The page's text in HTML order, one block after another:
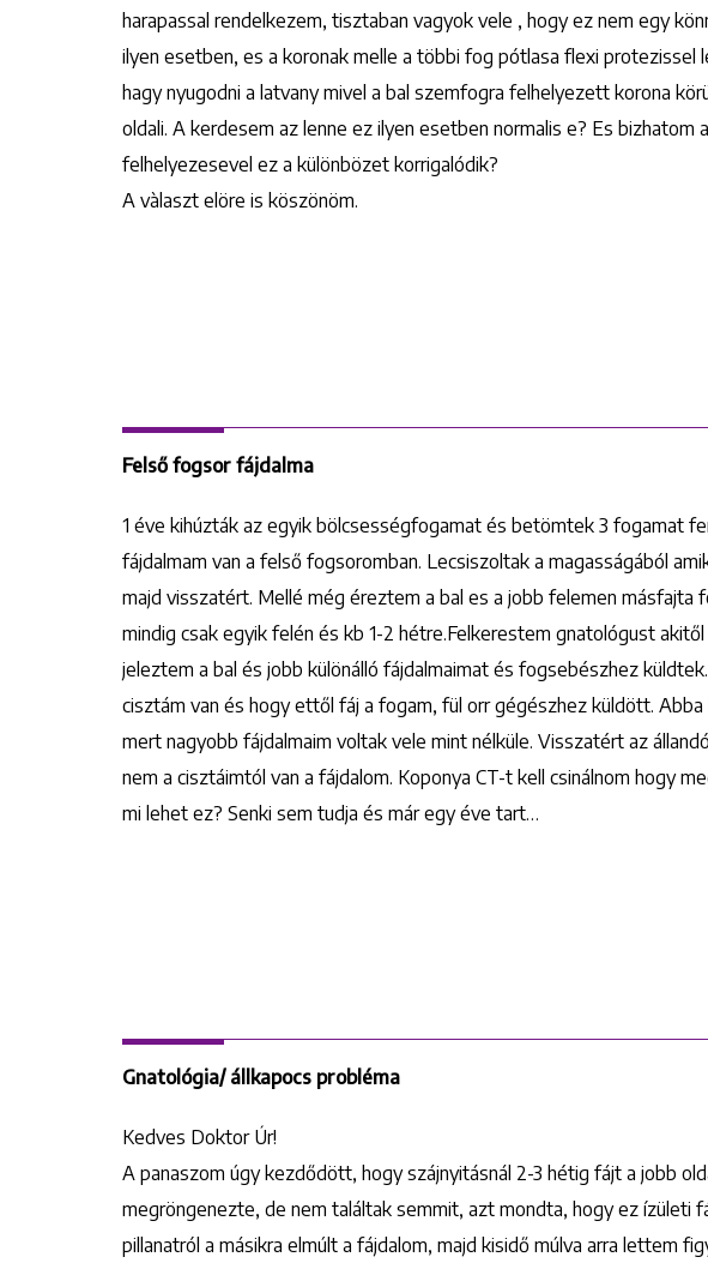
harapassal rendelkezem, tisztaban vagyok vele , hogy ez nem egy
ilyen esetben, es a koronak melle a többi fog pótlasa flexi protezissel
hagy nyugodni a latvany mivel a bal szemfogra felhelyezett korona
oldali. A kerdesem az lenne ez ilyen esetben normalis e? Es bizhatom
felhelyezesevel ez a különbözet korrigalódik?
A vàlaszt elöre is köszönöm.
Felső fogsor fájdalma
1 éve kihúzták az egyik bölcsességfogamat és betömtek 3 fogamat
fájdalmam van a felső fogsoromban. Lecsiszoltak a magasságából
majd visszatért. Mellé még éreztem a bal es a jobb felemen másfajta
mindig csak egyik felén és kb 1-2 hétre.Felkerestem gnatológust
jeleztem a bal és jobb különálló fájdalmaimat és fogsebészhez
cisztám van és hogy ettől fáj a fogam, fül orr gégészhez küldött.
mert nagyobb fájdalmaim voltak vele mint nélküle. Visszatért az
nem a cisztáimtól van a fájdalom. Koponya CT-t kell csinálnom hogy
mi lehet ez? Senki sem tudja és már egy éve tart…
Gnatológia/ állkapocs probléma
Kedves Doktor Úr!
A panaszom úgy kezdődött, hogy szájnyitásnál 2-3 hétig fájt a jobb
megröngenezte, de nem találtak semmit, azt mondta, hogy ez ízületi
pillanatról a másikra elmúlt a fájdalom, majd kisidő múlva arra lettem